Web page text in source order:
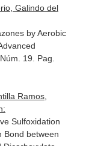
Galindo del
by Aerobic
19. Pag.
Ramos,
Sulfoxidation
Bond between